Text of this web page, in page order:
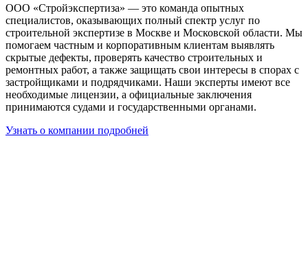
ООО «Стройэкспертиза» — это команда опытных
специалистов, оказывающих полный спектр услуг по
строительной экспертизе в Москве и Московской области. Мы
помогаем частным и корпоративным клиентам выявлять
скрытые дефекты, проверять качество строительных и
ремонтных работ, а также защищать свои интересы в спорах с
застройщиками и подрядчиками. Наши эксперты имеют все
необходимые лицензии, а официальные заключения
принимаются судами и государственными органами.
Узнать о компании подробней